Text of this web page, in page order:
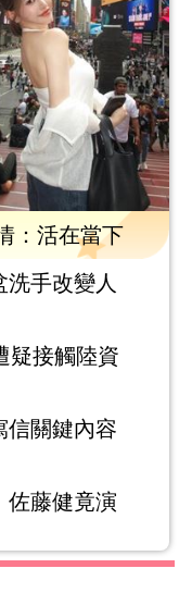
：活在當下
手改變人
疑接觸陸資
信關鍵內容
佐藤健竟演